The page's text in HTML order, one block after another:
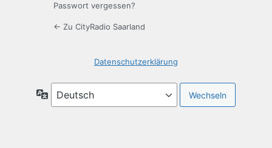
Passwort vergessen?
← Zu CityRadio Saarland
Datenschutzerklärung
Sprache